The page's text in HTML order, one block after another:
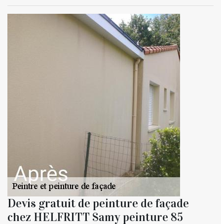
Devis gratuit de peinture de façade
chez HELFRITT Samy peinture 85